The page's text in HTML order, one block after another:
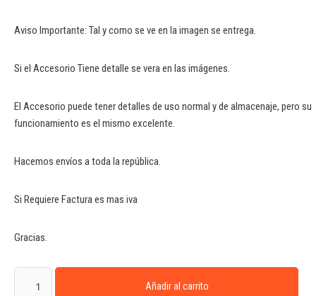
Aviso Importante: Tal y como se ve en la imagen se entrega.
Si el Accesorio Tiene detalle se vera en las imágenes.
El Accesorio puede tener detalles de uso normal y de almacenaje, pero su
funcionamiento es el mismo excelente.
Hacemos envíos a toda la república.
Si Requiere Factura es mas iva
Gracias.
Añadir al carrito